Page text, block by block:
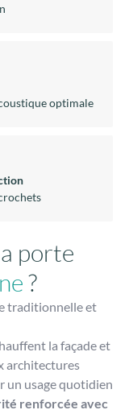
optimale
porte
?
traditionnelle et
la façade et
architectures
un usage quotidien
renforcée avec